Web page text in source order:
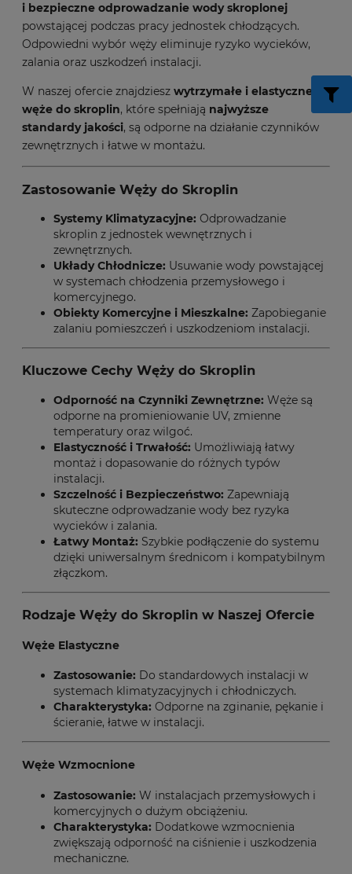
i bezpieczne odprowadzanie wody skroplonej
powstającej podczas pracy jednostek chłodzących.
Odpowiedni wybór węży eliminuje ryzyko wycieków,
zalania oraz uszkodzeń instalacji.
W naszej ofercie znajdziesz wytrzymałe i elastyczne
węże do skroplin, które spełniają najwyższe
standardy jakości, są odporne na działanie czynników
zewnętrznych i łatwe w montażu.
Zastosowanie Węży do Skroplin
Systemy Klimatyzacyjne: Odprowadzanie
skroplin z jednostek wewnętrznych i
zewnętrznych.
Układy Chłodnicze: Usuwanie wody powstającej
w systemach chłodzenia przemysłowego i
komercyjnego.
Obiekty Komercyjne i Mieszkalne: Zapobieganie
zalaniu pomieszczeń i uszkodzeniom instalacji.
Kluczowe Cechy Węży do Skroplin
Odporność na Czynniki Zewnętrzne: Węże są
odporne na promieniowanie UV, zmienne
temperatury oraz wilgoć.
Elastyczność i Trwałość: Umożliwiają łatwy
montaż i dopasowanie do różnych typów
instalacji.
Szczelność i Bezpieczeństwo: Zapewniają
skuteczne odprowadzanie wody bez ryzyka
wycieków i zalania.
Łatwy Montaż: Szybkie podłączenie do systemu
dzięki uniwersalnym średnicom i kompatybilnym
złączkom.
Rodzaje Węży do Skroplin w Naszej Ofercie
Węże Elastyczne
Zastosowanie: Do standardowych instalacji w
systemach klimatyzacyjnych i chłodniczych.
Charakterystyka: Odporne na zginanie, pękanie i
ścieranie, łatwe w instalacji.
Węże Wzmocnione
Zastosowanie: W instalacjach przemysłowych i
komercyjnych o dużym obciążeniu.
Charakterystyka: Dodatkowe wzmocnienia
zwiększają odporność na ciśnienie i uszkodzenia
mechaniczne.